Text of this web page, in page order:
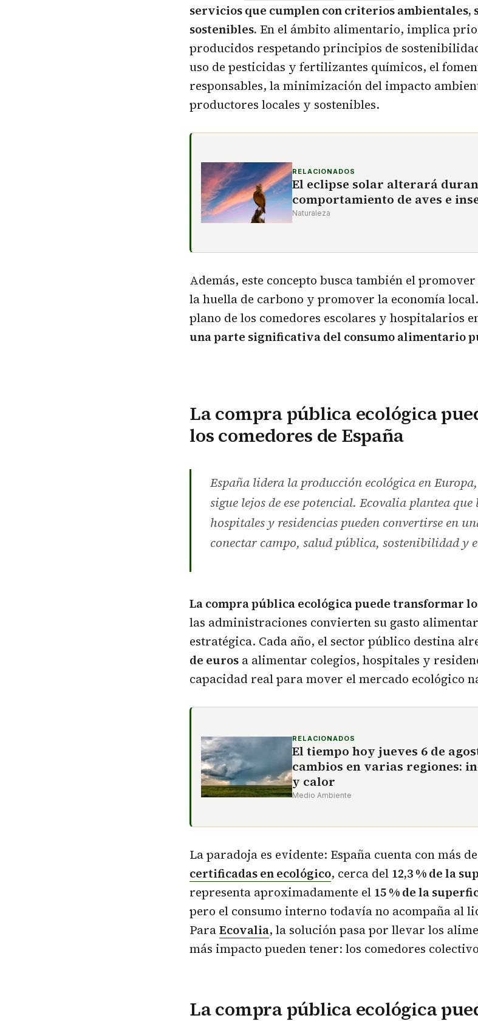
servicios que cumplen con criterios ambientales,
sostenibles. En el ámbito alimentario, implica
producidos respetando principios de
uso de pesticidas y fertilizantes químicos, el
responsables, la minimización del impacto
productores locales y sostenibles.
RELACIONADOS
El eclipse solar alterará
comportamiento de aves e
Naturaleza
Además, este concepto busca también el
la huella de carbono y promover la economía
plano de los comedores escolares y hospitalarios
una parte significativa del consumo alimentario
La compra pública ecológica
los comedores de España
España lidera la producción ecológica en
sigue lejos de ese potencial. Ecovalia plantea que
hospitales y residencias pueden convertirse en
conectar campo, salud pública, sostenibilidad y
La compra pública ecológica puede transformar
las administraciones convierten su gasto
estratégica. Cada año, el sector público destina
de euros a alimentar colegios, hospitales y
capacidad real para mover el mercado ecológico
RELACIONADOS
El tiempo hoy jueves 6 de
cambios en varias regiones:
y calor
Medio Ambiente
La paradoja es evidente: España cuenta con más de
certificadas en ecológico, cerca del 12,3 % de la
representa aproximadamente el 15 % de la
pero el consumo interno todavía no acompaña al
ParaEcovalia, la solución pasa por llevar los
más impacto pueden tener: los comedores
La compra pública ecológica